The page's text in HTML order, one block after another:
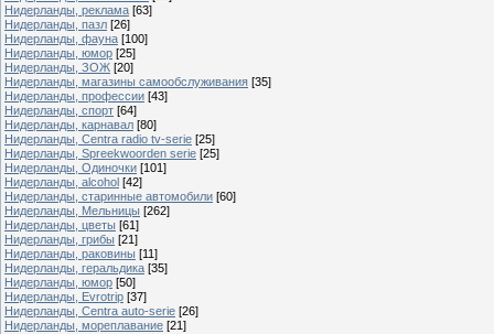
Нидерланды, реклама [63]
Нидерланды, пазл [26]
Нидерланды, фауна [100]
Нидерланды, юмор [25]
Нидерланды, ЗОЖ [20]
Нидерланды, магазины самообслуживания [35]
Нидерланды, профессии [43]
Нидерланды, спорт [64]
Нидерланды, карнавал [80]
Нидерланды, Centra radio tv-serie [25]
Нидерланды, Spreekwoorden serie [25]
Нидерланды, Одиночки [101]
Нидерланды, alcohol [42]
Нидерланды, старинные автомобили [60]
Нидерланды, Мельницы [262]
Нидерланды, цветы [61]
Нидерланды, грибы [21]
Нидерланды, раковины [11]
Нидерланды, геральдика [35]
Нидерланды, юмор [50]
Нидерланды, Evrotrip [37]
Нидерланды, Centra auto-serie [26]
Нидерланды, мореплавание [21]